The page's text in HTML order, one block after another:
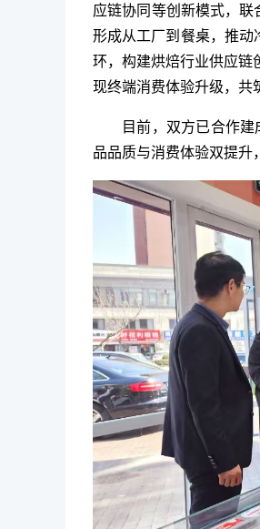
应链协同等创新模式，联
形成从工厂到餐桌，推动
环，构建烘焙行业供应链
现终端消费体验升级，共
目前，双方已合作
品品质与消费体验双提升